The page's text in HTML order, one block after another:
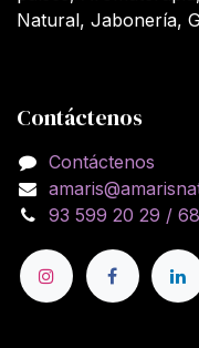
Natural, Jabonería,
Contáctenos
Contáctenos
93 599 20 29 /